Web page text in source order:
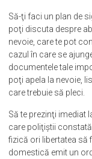
Să-ţi faci un plan de
poţi discuta despre
nevoie, care te pot
cazul în care se
documentele tale
poţi apela la nevoie,
care trebuie să pleci.
Să te prezinţi imediat
care poliţiştii
fizică ori libertatea să
domestică emit un